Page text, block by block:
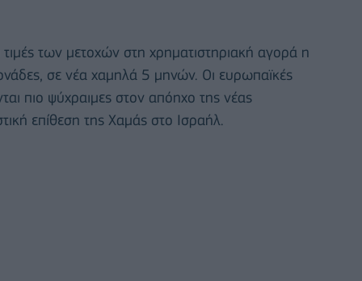
των μετοχών στη χρηματιστηριακή αγορά η
σε νέα χαμηλά 5 μηνών. Οι ευρωπαϊκές
πιο ψύχραιμες στον απόηχο της νέας
επίθεση της Χαμάς στο Ισραήλ.